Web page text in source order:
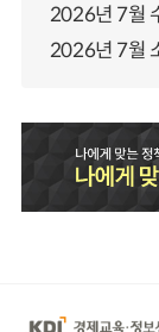
2026년 7월
2026년 7월